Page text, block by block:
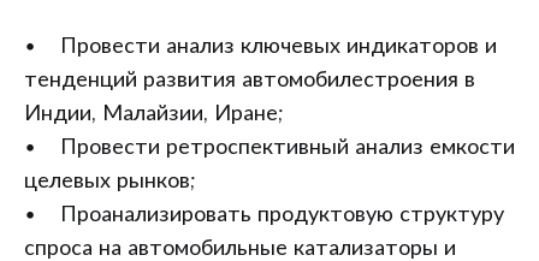
• Провести анализ ключевых индикаторов и
тенденций развития автомобилестроения в
Индии, Малайзии, Иране;
• Провести ретроспективный анализ емкости
целевых рынков;
• Проанализировать продуктовую структуру
спроса на автомобильные катализаторы и